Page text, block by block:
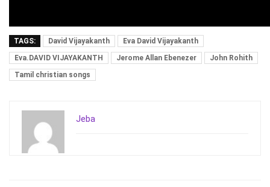
TAGS: David Vijayakanth
Eva David Vijayakanth
Eva.DAVID VIJAYAKANTH
Jerome Allan Ebenezer
John Rohith
Tamil christian songs
Jeba